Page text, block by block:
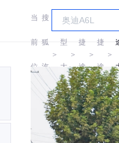
当
前
位
搜
狐
汽
车
＞
车
型
大
全
＞
捷
途
＞
捷
途
＞